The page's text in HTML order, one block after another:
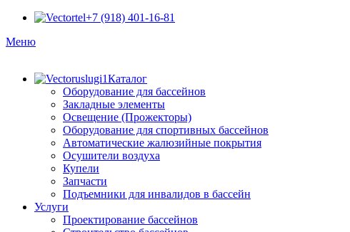
+7 (918) 401-16-81
Меню
Каталог
Оборудование для бассейнов
Закладные элементы
Освещение (Прожекторы)
Оборудование для спортивных бассейнов
Автоматические жалюзийные покрытия
Осушители воздуха
Купели
Запчасти
Подъемники для инвалидов в бассейн
Услуги
Проектирование бассейнов